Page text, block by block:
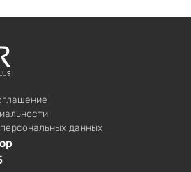
данных